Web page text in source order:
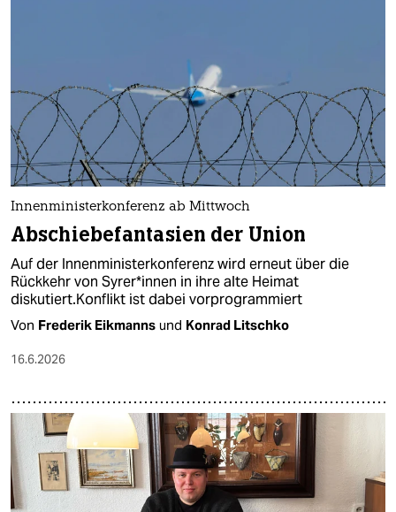
Innenministerkonferenz ab Mittwoch
Abschiebefantasien der Union
Auf der Innenministerkonferenz wird erneut über die
Rückkehr von Sy­re­r*in­nen in ihre alte Heimat
diskutiert.Konflikt ist dabei vorprogrammiert
Von Frederik Eikmanns und Konrad Litschko
16.6.2026